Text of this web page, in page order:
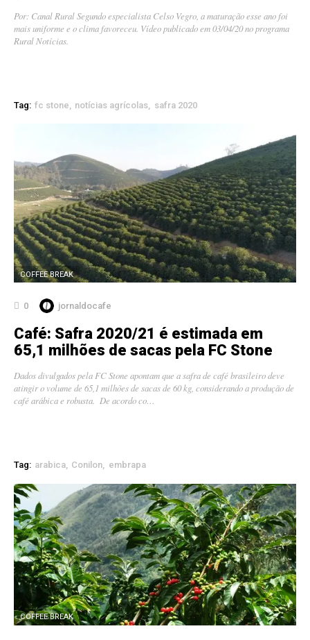
Por: Canal Rural Segundo especialista Celso Vegro, a maturação esse ano foi
mais uniforme e o clima favoreceu. Vídeo publicado em 03/04/20 no programa
Rural Notícias.
Tag: fc stone notícias agrícolas safra 2020
COFFEE BREAK
0 jornaldocafe
Café: Safra 2020/21 é estimada em
65,1 milhões de sacas pela FC Stone
Dados divulgados pela FC Stone apontam que a safra de café brasileiro deve
atingir o volume de 65,1 milhões de sacas de 60 kg, considerando a produção de
café arábica e robusta. De acordo co…
Tag: arabica Conilon embrapa
COFFEE BREAK